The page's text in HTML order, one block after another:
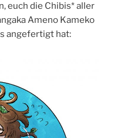
euch die Chibis* aller
Ameno Kameko
angefertigt hat: